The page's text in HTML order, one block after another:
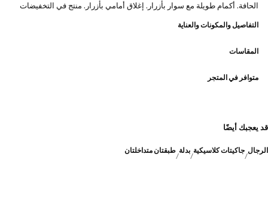
الحافة. أكمام طويلة مع سوار بأزرار. إغلاق أمامي بأزرار. منتج في التخفيضات
التفاصيل والمكونات والعناية
المقاسات
متوافر في المتجر
قد يعجبك أيضًا
الرجال جاكيتات كلاسيكية بدلة طبقتان متداخلتان